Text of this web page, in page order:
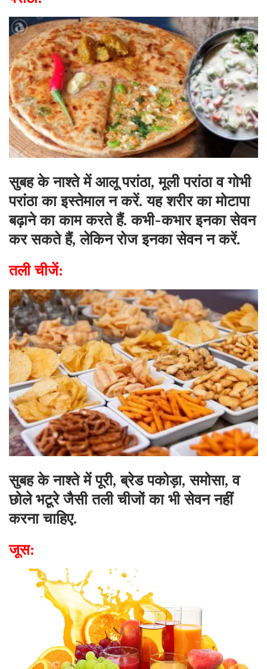
सुबह के नाश्ते में आलू परांठा, मूली परांठा व गोभी
परांठा का इस्तेमाल न करें. यह शरीर का मोटापा
बढ़ाने का काम करते हैं. कभी-कभार इनका सेवन
कर सकते हैं, लेकिन रोज इनका सेवन न करें.
तली चीजें:
सुबह के नाश्ते में पूरी, ब्रेड पकोड़ा, समोसा, व
छोले भटूरे जैसी तली चीजों का भी सेवन नहीं
करना चाहिए.
जूस: